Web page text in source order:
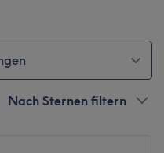
Nach Sternen filtern